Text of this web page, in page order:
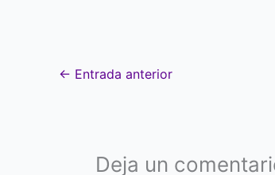
← Entrada anterior
Deja un